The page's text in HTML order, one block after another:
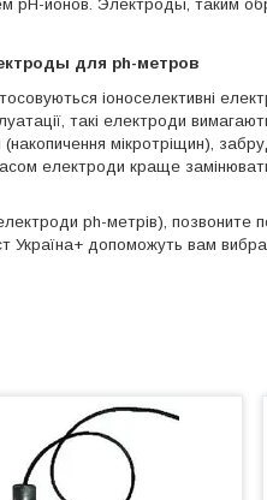
ионов. Электроды, таким
для ph-метров
іоноселективні
такі електроди
мікротріщин),
електроди краще
ph-метрів) , позвоните
Україна+ допоможуть вам